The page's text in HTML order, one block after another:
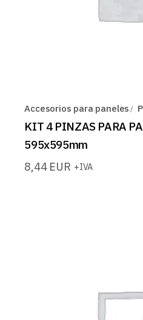
Accesorios para paneles
KIT 4 PINZAS PARA
595x595mm
8,44 EUR +IVA